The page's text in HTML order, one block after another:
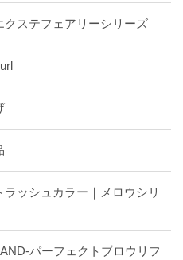
クステフェアリーシリーズ
ラッシュカラー｜メロウシリ
パーフェクトブロウリフ